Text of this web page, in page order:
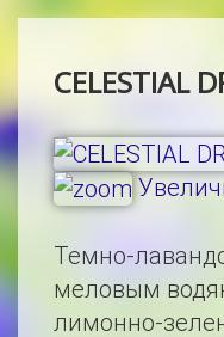
CELESTIAL
Темно-
меловым
лимонно-